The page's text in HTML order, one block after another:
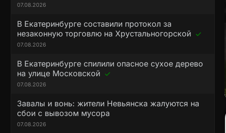
07.08.2026
В Екатеринбурге составили протокол за
незаконную торговлю на Хрустальногорской
07.08.2026
В Екатеринбурге спилили опасное сухое дерево
на улице Московской
07.08.2026
Завалы и вонь: жители Невьянска жалуются на
сбои с вывозом мусора
07.08.2026